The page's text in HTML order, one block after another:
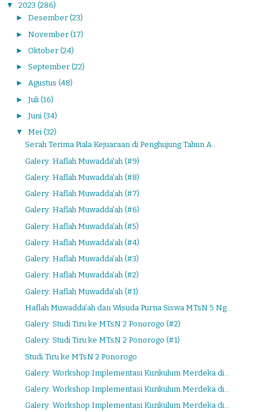
▼ 2023 (286)
► Desember (23)
► November (17)
► Oktober (24)
► September (22)
► Agustus (48)
► Juli (16)
► Juni (34)
▼ Mei (32)
Serah Terima Piala Kejuaraan di Penghujung Tahun A...
Galery: Haflah Muwadda'ah (#9)
Galery: Haflah Muwadda'ah (#8)
Galery: Haflah Muwadda'ah (#7)
Galery: Haflah Muwadda'ah (#6)
Galery: Haflah Muwadda'ah (#5)
Galery: Haflah Muwadda'ah (#4)
Galery: Haflah Muwadda'ah (#3)
Galery: Haflah Muwadda'ah (#2)
Galery: Haflah Muwadda'ah (#1)
Haflah Muwadda'ah dan Wisuda Purna Siswa MTsN 5 Ng...
Galery: Studi Tiru ke MTsN 2 Ponorogo (#2)
Galery: Studi Tiru ke MTsN 2 Ponorogo (#1)
Studi Tiru ke MTsN 2 Ponorogo
Galery: Workshop Implementasi Kurikulum Merdeka di...
Galery: Workshop Implementasi Kurikulum Merdeka di...
Galery: Workshop Implementasi Kurikulum Merdeka di...